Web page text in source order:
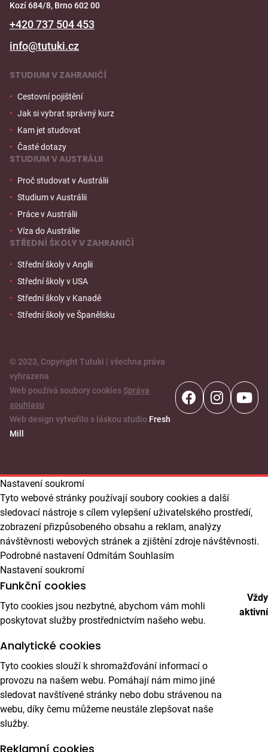
Kozí 684/8, Brno 602 00
+420 737 504 453
info@tutuki.cz
STUDIUM V ZAHRANIČÍ
Cestovní pojištění
Jak si vybrat správný kurz
Kam jet studovat
Časté dotazy
STUDIUM V AUSTRÁLII
Proč studovat v Austrálii
Studium v Austrálii
Práce v Austrálii
Víza do Austrálie
STŘEDNÍ ŠKOLY V ZAHRANIČÍ
Střední školy v Anglii
Střední školy v USA
Střední školy v Kanadě
Střední školy ve Španělsku
© 2023, Copyright Tutuki | všechna práva
vyhrazena
Web používá soubory cookies Správa
souhlasu
Web design vytvořilo s láskou studio Fresh
Mill
Nastavení soukromí
Tyto webové stránky používají soubory cookies a další
sledovací nástroje s cílem vylepšení uživatelského prostředí,
zobrazení přizpůsobeného obsahu a reklam, analýzy
návštěvnosti webových stránek a zjištění zdroje návštěvnosti.
Podrobné nastavení Odmítám Souhlasím
Nastavení soukromí
Funkční cookies
Tyto cookies jsou nezbytné, abychom vám mohli
poskytovat služby prostřednictvím našeho webu.
Vždy
aktivní
Analytické cookies
Tyto cookies slouží k shromažďování informací o
provozu na našem webu. Pomáhají nám mimo jiné
sledovat navštívené stránky nebo dobu strávenou na
webu, díky čemu můžeme neustále zlepšovat naše
služby.
Reklamní cookies